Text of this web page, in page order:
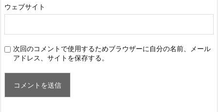
ウェブサイト
次回のコメントで使用するためブラウザーに自分の名前、メール
アドレス、サイトを保存する。